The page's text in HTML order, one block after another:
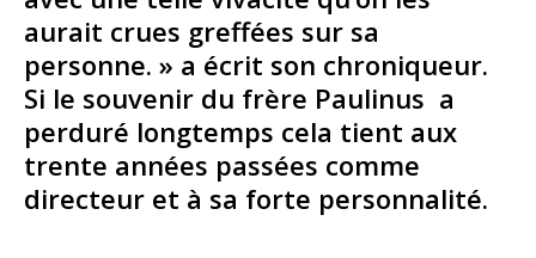
aurait crues greffées sur sa
personne. » a écrit son chroniqueur.
Si le souvenir du frère Paulinus a
perduré longtemps cela tient aux
trente années passées comme
directeur et à sa forte personnalité.